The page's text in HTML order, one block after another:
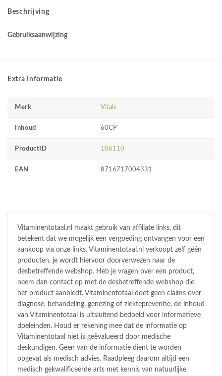
Beschrijving
Gebruiksaanwijzing
Extra Informatie
Merk Vitals
Inhoud 60CP
ProductID 106110
EAN 8716717004331
Vitaminentotaal.nl maakt gebruik van affiliate links, dit
betekent dat we mogelijk een vergoeding ontvangen voor een
aankoop via onze links. Vitaminentotaal.nl verkoopt zelf géén
producten, je wordt hiervoor doorverwezen naar de
desbetreffende webshop. Heb je vragen over een product,
neem dan contact op met de desbetreffende webshop die
het product aanbiedt. Vitaminentotaal doet geen claims over
diagnose, behandeling, genezing of ziektepreventie, de inhoud
van Vitaminentotaal is uitsluitend bedoeld voor informatieve
doeleinden. Houd er rekening mee dat de informatie op
Vitaminentotaal niet is geëvalueerd door medische
deskundigen. Geen van de informatie dient te worden
opgevat als medisch advies. Raadpleeg daarom altijd een
medisch gekwalificeerde arts met kennis van natuurlijke